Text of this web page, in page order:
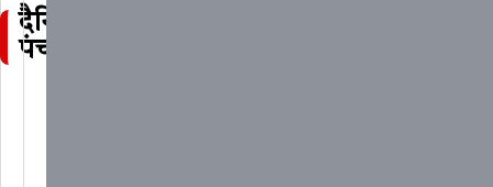
दैनिक
पंचांग